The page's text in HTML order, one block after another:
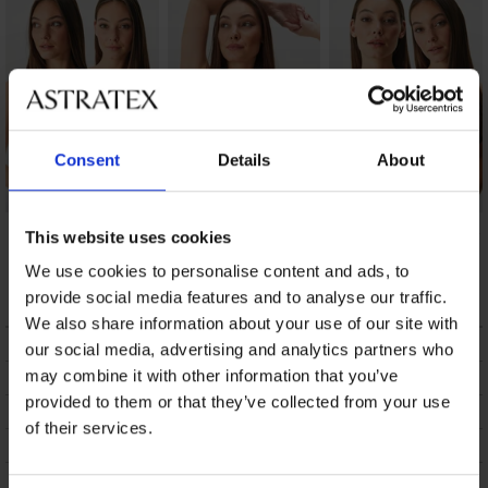
Consent Details About
This website uses cookies
We use cookies to personalise content and ads, to
provide social media features and to analyse our traffic.
We also share information about your use of our site with
our social media, advertising and analytics partners who
may combine it with other information that you’ve
provided to them or that they’ve collected from your use
of their services.
2PACK bh's Flexi
Bandeau naadloos
23,99 €
Sportbh ONLY Play
Martine
32,99 €
naadloos
44,99 €
BESCHRIJVING
VERZENDING EN BETALING
RUILEN